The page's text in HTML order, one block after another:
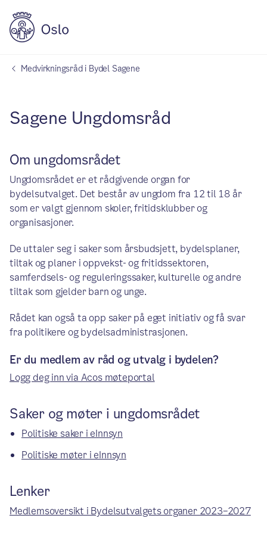
Medvirkningsråd i Bydel Sagene
Sagene Ungdomsråd
Om ungdomsrådet
Ungdomsrådet er et rådgivende organ for
bydelsutvalget. Det består av ungdom fra 12 til 18 år
som er valgt gjennom skoler, fritidsklubber og
organisasjoner.
De uttaler seg i saker som årsbudsjett, bydelsplaner,
tiltak og planer i oppvekst- og fritidssektoren,
samferdsels- og reguleringssaker, kulturelle og andre
tiltak som gjelder barn og unge.
Rådet kan også ta opp saker på eget initiativ og få svar
fra politikere og bydelsadministrasjonen.
Er du medlem av råd og utvalg i bydelen?
Logg deg inn via Acos møteportal
Saker og møter i ungdomsrådet
Politiske saker i eInnsyn
Politiske møter i eInnsyn
Lenker
Medlemsoversikt i Bydelsutvalgets organer 2023–2027